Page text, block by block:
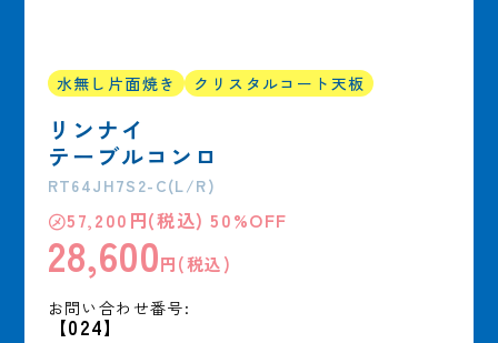
水無し片面焼き クリスタルコート天板
リンナイ
テーブルコンロ
RT64JH7S2-C(L/R)
㋱57,200円(税込) 50%OFF
28,600円(税込)
お問い合わせ番号:
【024】